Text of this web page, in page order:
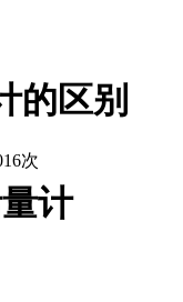
的区别
次
量计